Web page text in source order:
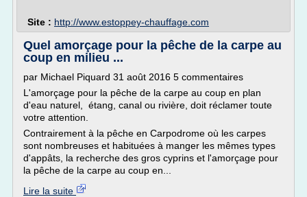
Site : http://www.estoppey-chauffage.com
Quel amorçage pour la pêche de la carpe au
coup en milieu ...
par Michael Piquard 31 août 2016 5 commentaires
L'amorçage pour la pêche de la carpe au coup en plan
d'eau naturel, étang, canal ou rivière, doit réclamer toute
votre attention.
Contrairement à la pêche en Carpodrome où les carpes
sont nombreuses et habituées à manger les mêmes types
d'appâts, la recherche des gros cyprins et l'amorçage pour
la pêche de la carpe au coup en...
Lire la suite